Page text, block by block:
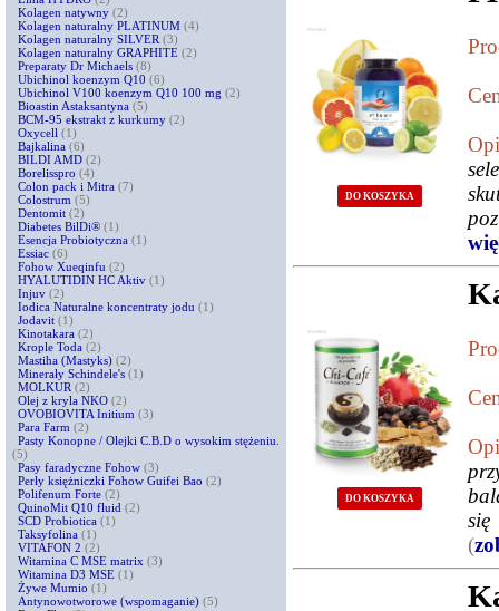
Kolagen natywny (2)
Kolagen naturalny PLATINUM (4)
Kolagen naturalny SILVER (3)
Kolagen naturalny GRAPHITE (2)
Preparaty Dr Michaels (8)
Ubichinol koenzym Q10 (6)
Ubichinol V100 koenzym Q10 100 mg (2)
Bioastin Astaksantyna (5)
BCM-95 ekstrakt z kurkumy (2)
Oxycell (1)
Bajkalina (6)
BILDI AMD (2)
Borelisspro (4)
Colon pack i Mitra (7)
Colostrum (5)
Dentomit (2)
Diabetes BilDi® (1)
Esencja Probiotyczna (1)
Essiac (6)
Fohow Xueqinfu (2)
HYALUTIDIN HC Aktiv (1)
Injuv (2)
Iodica Naturalne koncentraty jodu (1)
Jodavit (1)
Kinotakara (2)
Krople Toda (2)
Mastiha (Mastyks) (2)
Minerały Schindele's (1)
MOLKUR (2)
Olej z kryla NKO (2)
OVOBIOVITA Initium (3)
Para Farm (2)
Pasty Konopne / Olejki C.B.D o wysokim stężeniu.
(5)
Pasy faradyczne Fohow (3)
Perły księżniczki Fohow Guifei Bao (2)
Polifenum Forte (2)
QuinoMit Q10 fluid (2)
SCD Probiotica (1)
Taksyfolina (1)
VITAFON 2 (2)
Witamina C MSE matrix (3)
Witamina D3 MSE (1)
Żywe Mumio (1)
Antynowotworowe (wspomaganie) (5)
DO KOSZYKA
DO KOSZYKA
się
(